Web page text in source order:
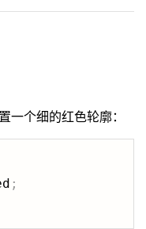
一个细的红色轮廓：
;